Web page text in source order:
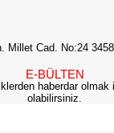
Millet Cad. No:24
E-BÜLTEN
haberdar olmak
olabilirsiniz.